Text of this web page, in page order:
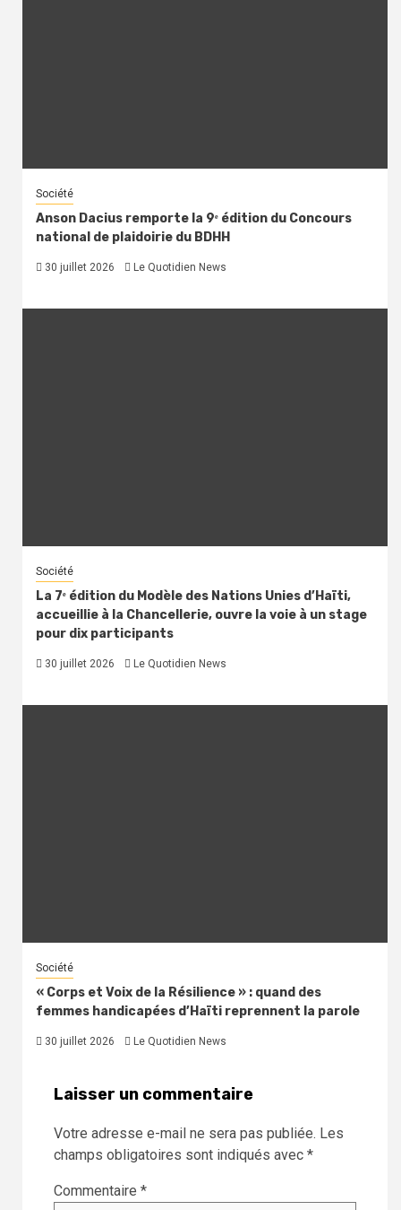
Société
Anson Dacius remporte la 9ᵉ édition du Concours
national de plaidoirie du BDHH
30 juillet 2026 Le Quotidien News
Société
La 7ᵉ édition du Modèle des Nations Unies d’Haïti,
accueillie à la Chancellerie, ouvre la voie à un stage
pour dix participants
30 juillet 2026 Le Quotidien News
Société
« Corps et Voix de la Résilience » : quand des
femmes handicapées d’Haïti reprennent la parole
30 juillet 2026 Le Quotidien News
Laisser un commentaire
Votre adresse e-mail ne sera pas publiée. Les
champs obligatoires sont indiqués avec *
Commentaire *